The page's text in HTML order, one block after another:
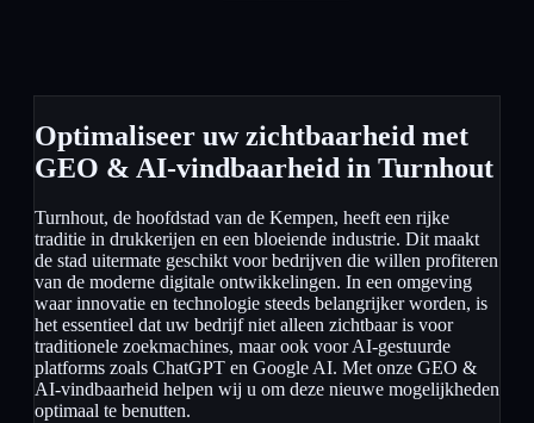
Optimaliseer uw zichtbaarheid met
GEO & AI-vindbaarheid in Turnhout
Turnhout, de hoofdstad van de Kempen, heeft een rijke
traditie in drukkerijen en een bloeiende industrie. Dit maakt
de stad uitermate geschikt voor bedrijven die willen profiteren
van de moderne digitale ontwikkelingen. In een omgeving
waar innovatie en technologie steeds belangrijker worden, is
het essentieel dat uw bedrijf niet alleen zichtbaar is voor
traditionele zoekmachines, maar ook voor AI-gestuurde
platforms zoals ChatGPT en Google AI. Met onze GEO &
AI-vindbaarheid helpen wij u om deze nieuwe mogelijkheden
optimaal te benutten.